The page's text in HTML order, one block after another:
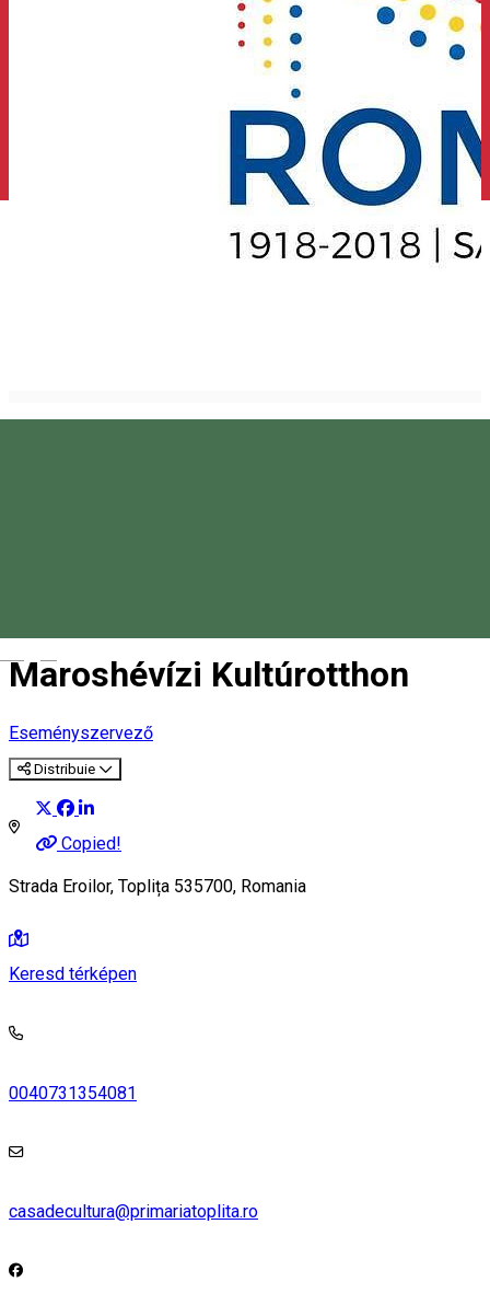
Maroshévízi Kultúrotthon
Eseményszervező
Distribuie
Copied!
Strada Eroilor, Toplița 535700, Romania
Keresd térképen
0040731354081
casadecultura@primariatoplita.ro